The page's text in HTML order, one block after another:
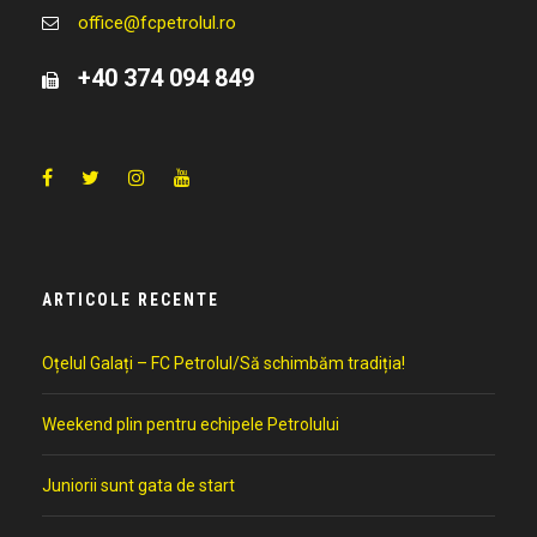
office@fcpetrolul.ro
+40 374 094 849
ARTICOLE RECENTE
Oțelul Galați – FC Petrolul/Să schimbăm tradiția!
Weekend plin pentru echipele Petrolului
Juniorii sunt gata de start